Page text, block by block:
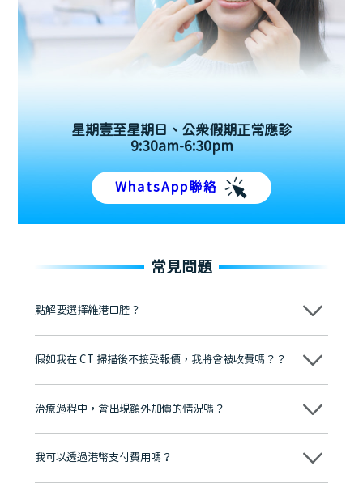
星期壹至星期日、公眾假期正常應診
9:30am-6:30pm
WhatsApp聯絡
常見問題
點解要選擇維港口腔？
維港口腔踐行「醫道濟世」的大學校訓，各分院匯聚來自香港、內地的
牌」、「2025香港企業領袖品牌」，是諾貝爾種植系統全球放心植牙中
至今已服務超過三十個國家和地區的顧客，受到粵港澳大灣區及周邊城
市市民極高的口碑評價及信任推薦 珠海、深圳設有八大分院，香港亦設
有咨詢及服務保障中心，有任何問題都可以隨時預約免費咨詢，讓人十
假如我在 CT 掃描後不接受報價，我將會被收費嗎？？
不會！只要未開始實際服務之前，你不會被收取任何費用。
治療過程中，會出現額外加價的情況嗎？
不會，治療前我們會詳細說明治療方案及對應的價錢，顧客同意並簽字
我可以透過港幣支付費用嗎？
可以。維港口腔會按照當日匯率轉算收取費用，而匯率會及時告知客人